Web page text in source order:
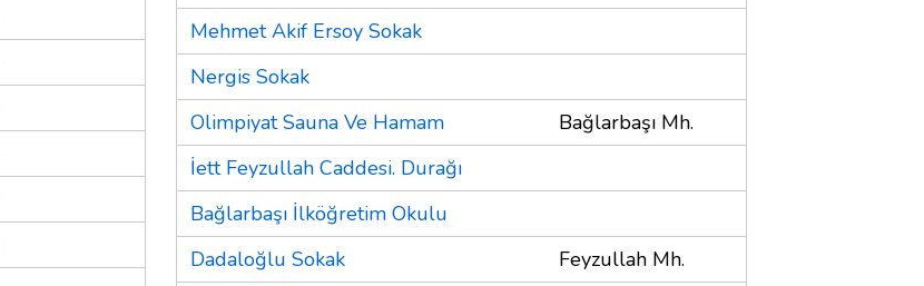
Mehmet Akif Ersoy Sokak
Nergis Sokak
Olimpiyat Sauna Ve Hamam
Bağlarbaşı Mh.
İett Feyzullah Caddesi. Durağı
Bağlarbaşı İlköğretim Okulu
Dadaloğlu Sokak
Feyzullah Mh.